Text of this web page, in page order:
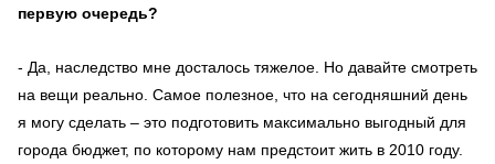
первую очередь?
- Да, наследство мне досталось тяжелое. Но давайте смотреть
на вещи реально. Самое полезное, что на сегодняшний день
я могу сделать – это подготовить максимально выгодный для
города бюджет, по которому нам предстоит жить в 2010 году.